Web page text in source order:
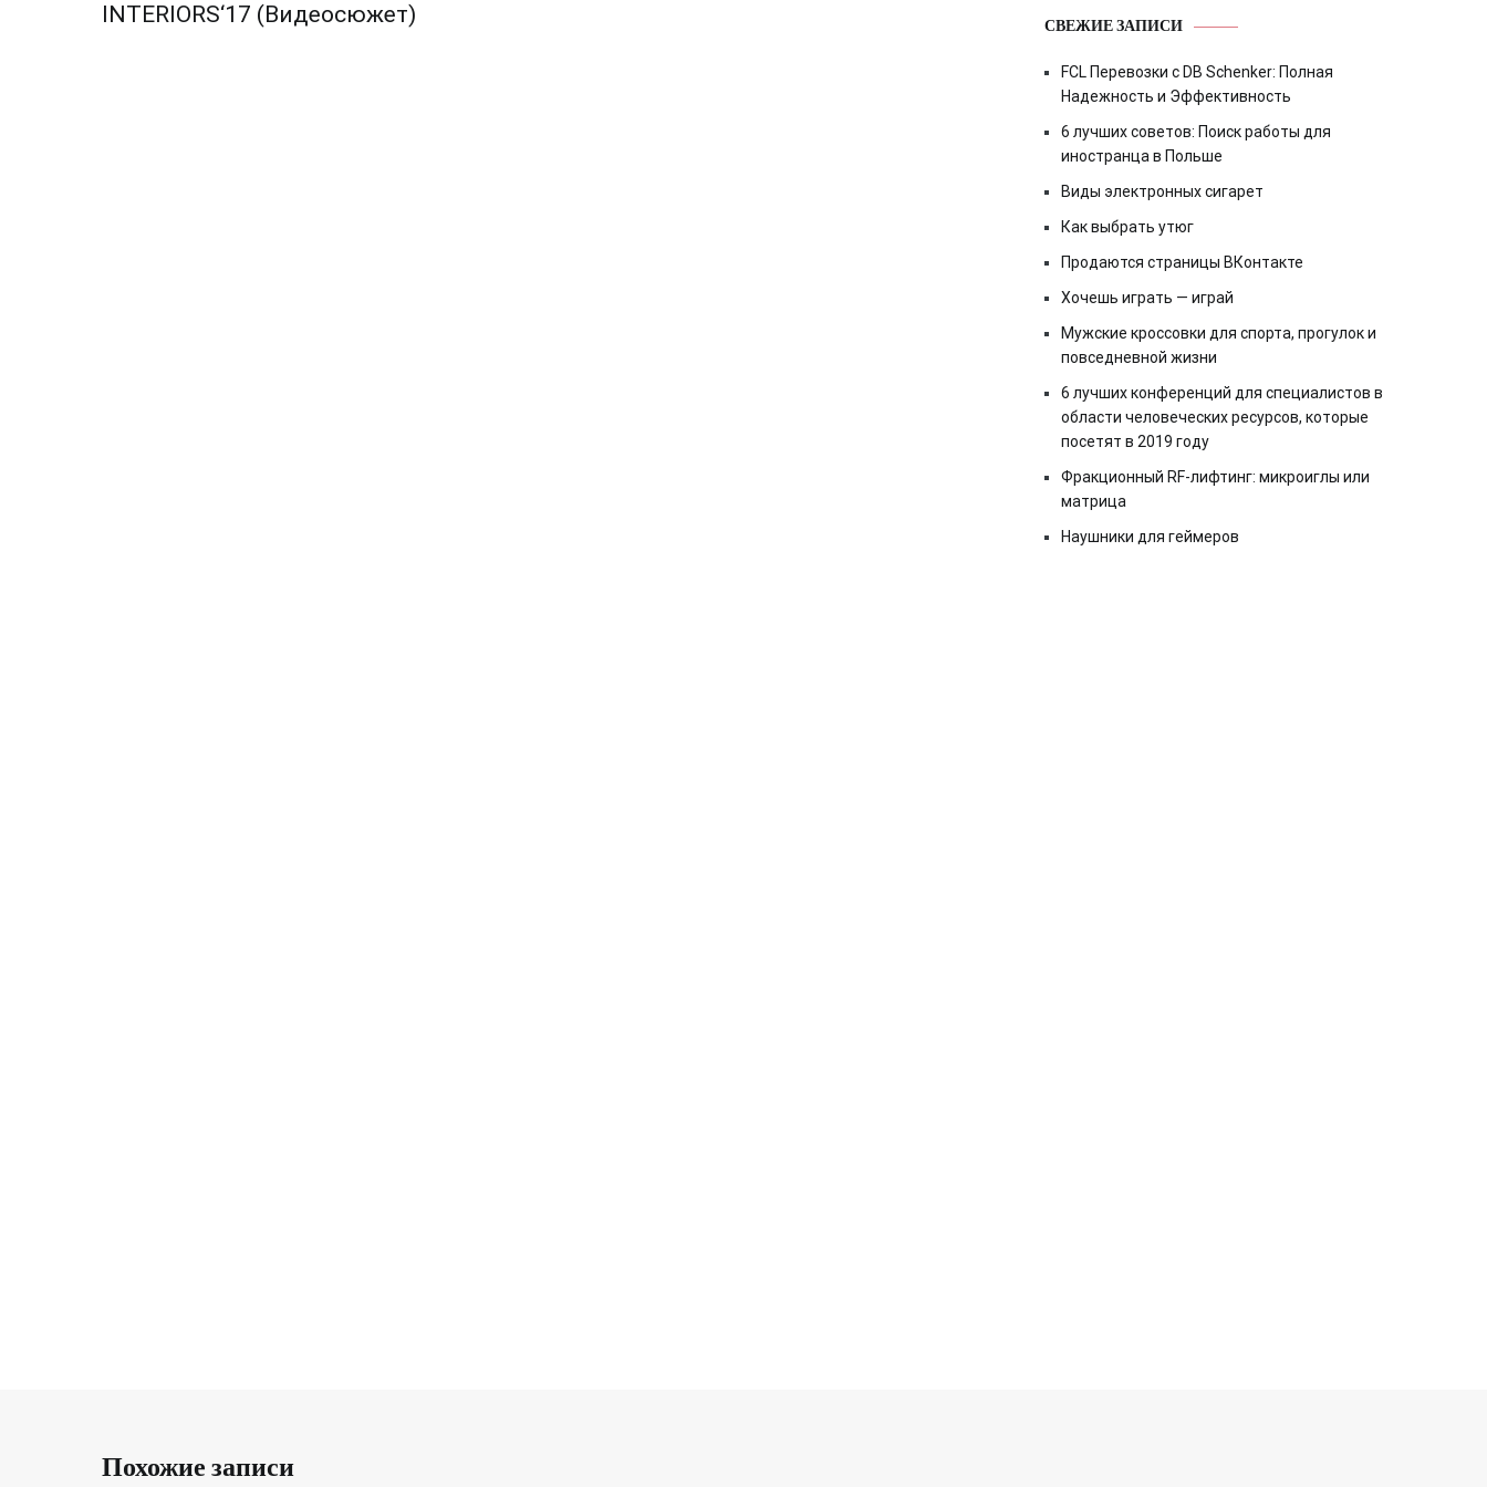
INTERIORS‘17 (Видеосюжет)
СВЕЖИЕ ЗАПИСИ
FCL Перевозки с DB Schenker: Полная
Надежность и Эффективность
6 лучших советов: Поиск работы для
иностранца в Польше
Виды электронных сигарет
Как выбрать утюг
Продаются страницы ВКонтакте
Хочешь играть — играй
Мужские кроссовки для спорта, прогулок и
повседневной жизни
6 лучших конференций для специалистов в
области человеческих ресурсов, которые
посетят в 2019 году
Фракционный RF-лифтинг: микроиглы или
матрица
Наушники для геймеров
Похожие записи